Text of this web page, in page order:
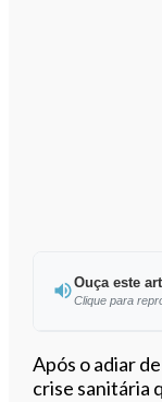
Ouça este
Clique para
Após o adiar
crise sanitária